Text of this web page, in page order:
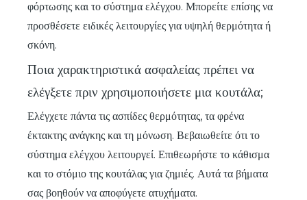
φόρτωσης και το σύστημα ελέγχου. Μπορείτε επίσης να
προσθέσετε ειδικές λειτουργίες για υψηλή θερμότητα ή
σκόνη.
Ποια χαρακτηριστικά ασφαλείας πρέπει να
ελέγξετε πριν χρησιμοποιήσετε μια κουτάλα;
Ελέγχετε πάντα τις ασπίδες θερμότητας, τα φρένα
έκτακτης ανάγκης και τη μόνωση. Βεβαιωθείτε ότι το
σύστημα ελέγχου λειτουργεί. Επιθεωρήστε το κάθισμα
και το στόμιο της κουτάλας για ζημιές. Αυτά τα βήματα
σας βοηθούν να αποφύγετε ατυχήματα.